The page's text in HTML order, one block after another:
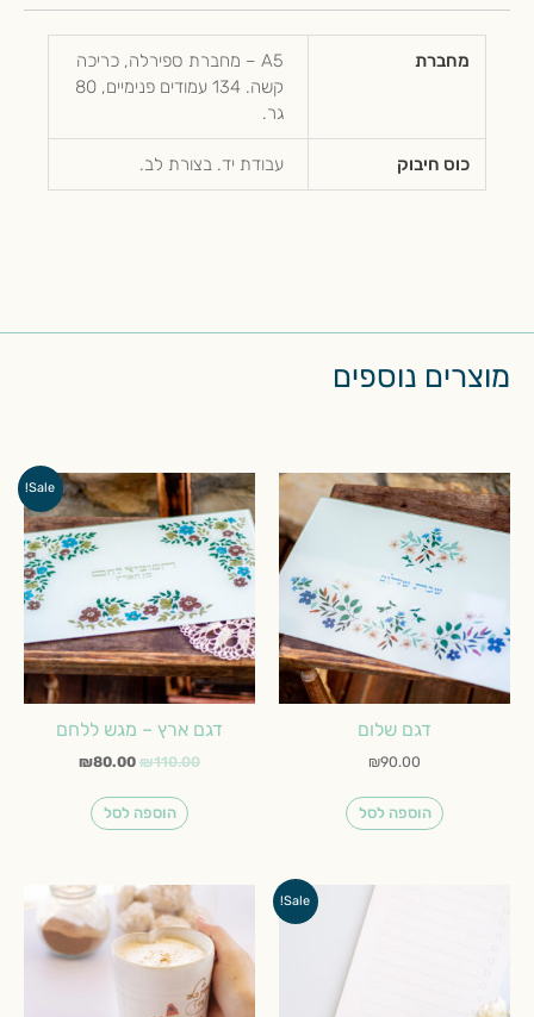
מחברת
A5 – מחברת ספירלה, כריכה
קשה. 134 עמודים פנימיים, 80
גר.
כוס חיבוק עבודת יד. בצורת לב.
מוצרים נוספים
דגם שלום
₪90.00
הוספה לסל
Sale!
דגם ארץ – מגש ללחם
₪110.00
המחיר
המקורי
היה:
₪110.00.
₪80.00
המחיר
הנוכחי
הוא:
₪80.00.
הוספה לסל
Sale!
המחיר
המקורי
₪40.00.
המחיר
הנוכחי